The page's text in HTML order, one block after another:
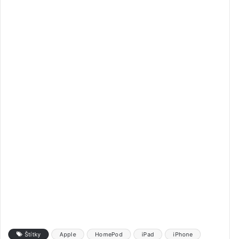
Štítky Apple HomePod iPad
iPhone